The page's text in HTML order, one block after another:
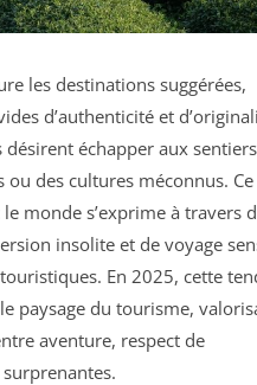
les destinations suggérées,
d’authenticité et
désirent échapper aux
des cultures méconnus.
monde s’exprime à travers
insolite et de voyage
En 2025, cette
paysage du tourisme,
aventure, respect de